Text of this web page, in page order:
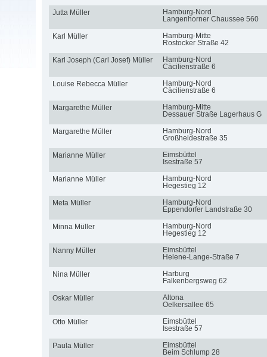
Jutta Müller
Hamburg-Nord
Langenhorner Chaussee 560
Karl Müller
Hamburg-Mitte
Rostocker Straße 42
Karl Joseph (Carl Josef) Müller
Hamburg-Nord
Cäcilienstraße 6
Louise Rebecca Müller
Hamburg-Nord
Cäcilienstraße 6
Margarethe Müller
Hamburg-Mitte
Dessauer Straße Lagerhaus G
Margarethe Müller
Hamburg-Nord
Großheidestraße 35
Marianne Müller
Eimsbüttel
Isestraße 57
Marianne Müller
Hamburg-Nord
Hegestieg 12
Meta Müller
Hamburg-Nord
Eppendorfer Landstraße 30
Minna Müller
Hamburg-Nord
Hegestieg 12
Nanny Müller
Eimsbüttel
Helene-Lange-Straße 7
Nina Müller
Harburg
Falkenbergsweg 62
Oskar Müller
Altona
Oelkersallee 65
Otto Müller
Eimsbüttel
Isestraße 57
Paula Müller
Eimsbüttel
Beim Schlump 28